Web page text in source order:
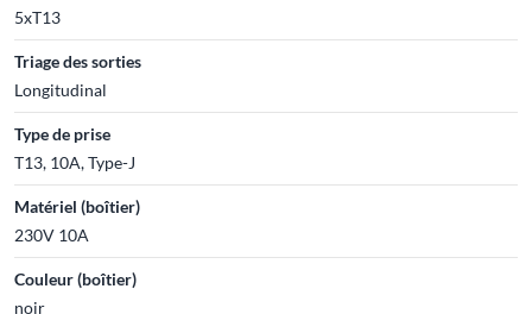
5xT13
Triage des sorties
Longitudinal
Type de prise
T13, 10A, Type-J
Matériel (boîtier)
230V 10A
Couleur (boîtier)
noir